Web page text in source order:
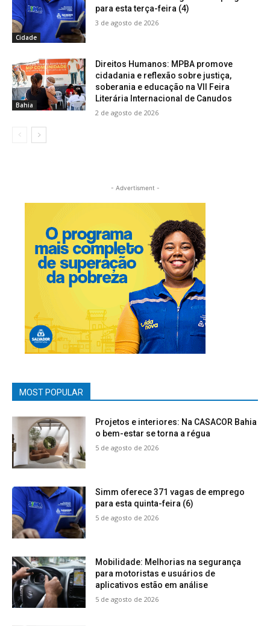
Cidade
para esta terça-feira (4)
3 de agosto de 2026
Bahia
Direitos Humanos: MPBA promove
cidadania e reflexão sobre justiça,
soberania e educação na VII Feira
Literária Internacional de Canudos
2 de agosto de 2026
- Advertisment -
MOST POPULAR
Projetos e interiores: Na CASACOR Bahia
o bem-estar se torna a régua
5 de agosto de 2026
Simm oferece 371 vagas de emprego
para esta quinta-feira (6)
5 de agosto de 2026
Mobilidade: Melhorias na segurança
para motoristas e usuários de
aplicativos estão em análise
5 de agosto de 2026